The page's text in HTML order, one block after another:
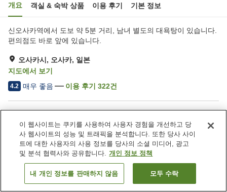
개요 객실 & 숙박 상품 이용 후기 기본 정보
신오사카역에서 도보 약 5분 거리, 남녀 별도의 대욕탕이 있습니다.
편의점도 바로 앞에 있습니다.
오사카시, 오사카, 일본
지도에서 보기
4.2 매우 좋음 이용 후기 322건
스파 / 미용실
레스토랑
자동판매기
세탁 (유료)
객실 보기
이 웹사이트는 쿠키를 사용하여 사용자 경험을 개선하고 당
사 웹사이트의 성능 및 트래픽을 분석합니다. 또한 당사 사이
트에 대한 사용자의 사용 정보를 당사의 소셜 미디어, 광고
및 분석 협력사와 공유합니다. 개인 정보 정책
내 개인 정보를 판매하지 않음 모두 수락